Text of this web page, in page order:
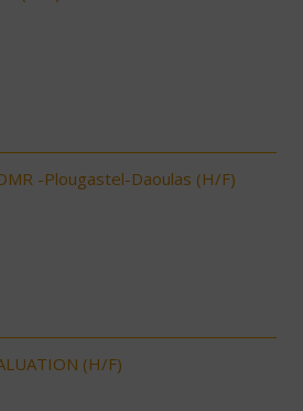
-Plougastel-Daoulas (H/F)
(H/F)